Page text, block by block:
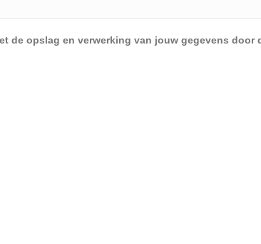
de opslag en verwerking van jouw gegevens door